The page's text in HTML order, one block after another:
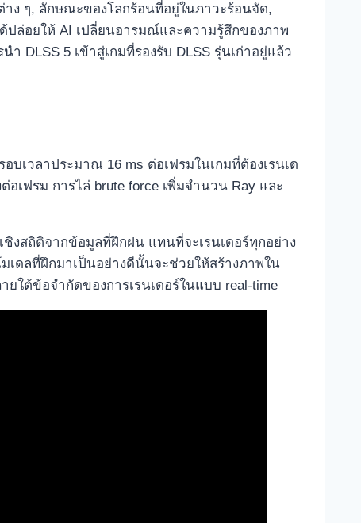
ง ๆ, ลักษณะของโลกร้อนที่อยู่ในภาวะร้อนจัด,
ล่อยให้ AI เปลี่ยนอารมณ์และความรู้สึกของภาพ
DLSS 5 เข้าสู่เกมที่รองรับ DLSS รุ่นเก่าอยู่แล้ว
บเวลาประมาณ 16 ms ต่อเฟรมในเกมที่ต้องเรนเด
เฟรม การไล่ brute force เพิ่มจำนวน Ray และ
ชิงสถิติจากข้อมูลที่ฝึกฝน แทนที่จะเรนเดอร์ทุกอย่าง
เดลที่ฝึกมาเป็นอย่างดีนั้นจะช่วยให้สร้างภาพใน
ต้ข้อจำกัดของการเรนเดอร์ในแบบ real‑time​